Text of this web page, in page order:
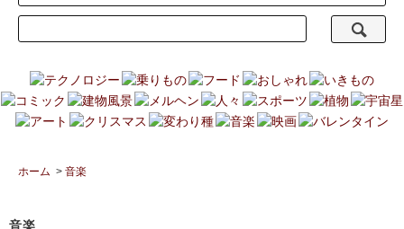
ホーム > 音楽
音楽